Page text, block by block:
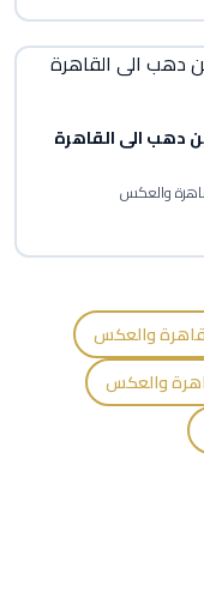
دهب الى القاهرة
والعكس
والعكس
والعكس